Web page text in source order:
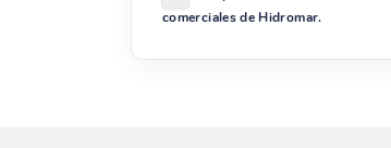
comerciales de Hidromar.